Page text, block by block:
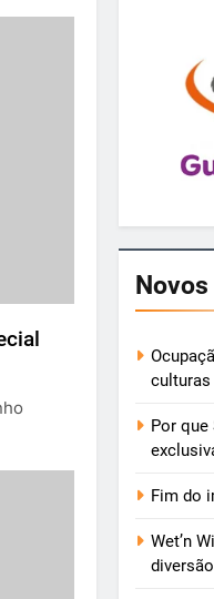
culturas
Por
Fim do
Wet’n